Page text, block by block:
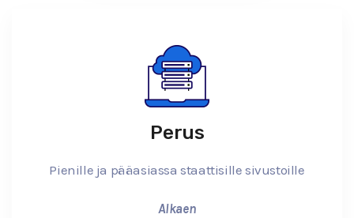
Perus
Pienille ja pääasiassa staattisille sivustoille
Alkaen